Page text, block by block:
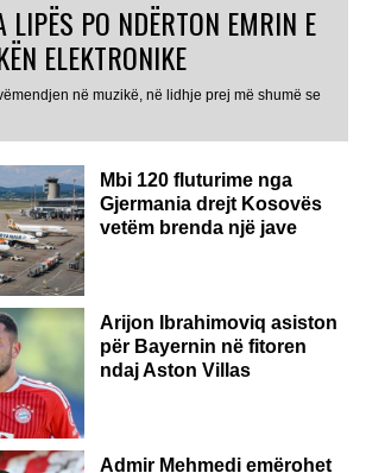
LIPËS PO NDËRTON EMRIN E
ELEKTRONIKE
në muzikë, në lidhje prej më shumë se
Mbi 120 fluturime nga
Gjermania drejt Kosovës
vetëm brenda një jave
Arijon Ibrahimoviq asiston
për Bayernin në fitoren
ndaj Aston Villas
Admir Mehmedi emërohet